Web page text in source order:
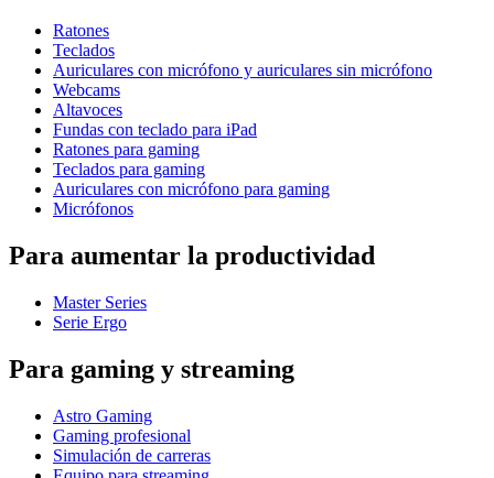
Ratones
Teclados
Auriculares con micrófono y auriculares sin micrófono
Webcams
Altavoces
Fundas con teclado para iPad
Ratones para gaming
Teclados para gaming
Auriculares con micrófono para gaming
Micrófonos
Para aumentar la productividad
Master Series
Serie Ergo
Para gaming y streaming
Astro Gaming
Gaming profesional
Simulación de carreras